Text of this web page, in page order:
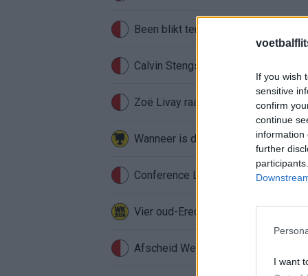
If you wish
sensitive
confirm
continue
information
further
I want
Been blikt terug op historische
Calvin Stengs opnieuw vader:
Zoë Livay raakt draad kwijt tijdens
Conference League-ophef:
Vier oud-Eredivisionisten kunnen
Afscheid Wellenreuther roept